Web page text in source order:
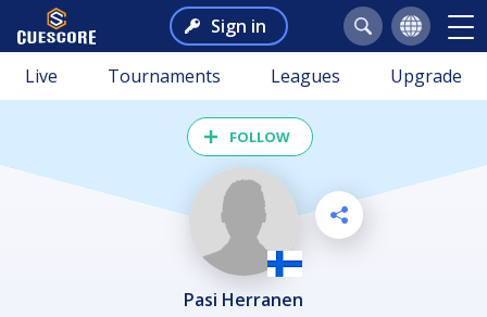
Sign in
Live Tournaments Leagues Upgrade
FOLLOW
Pasi Herranen